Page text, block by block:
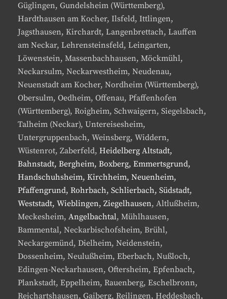
Güglingen, Gundelsheim (Württemberg),
Hardthausen am Kocher, Ilsfeld, Ittlingen,
Jagsthausen, Kirchardt, Langenbrettach, Lauffen
am Neckar, Lehrensteinsfeld, Leingarten,
Löwenstein, Massenbachhausen, Möckmühl,
Neckarsulm, Neckarwestheim, Neudenau,
Neuenstadt am Kocher, Nordheim (Württemberg),
Obersulm, Oedheim, Offenau, Pfaffenhofen
(Württemberg), Roigheim, Schwaigern, Siegelsbach,
Talheim (Neckar), Untereisesheim,
Untergruppenbach, Weinsberg, Widdern,
Wüstenrot, Zaberfeld, Heidelberg Altstadt,
Bahnstadt, Bergheim, Boxberg, Emmertsgrund,
Handschuhsheim, Kirchheim, Neuenheim,
Pfaffengrund, Rohrbach, Schlierbach, Südstadt,
Weststadt, Wieblingen, Ziegelhausen, Altlußheim,
Meckesheim, Angelbachtal, Mühlhausen,
Bammental, Neckarbischofsheim, Brühl,
Neckargemünd, Dielheim, Neidenstein,
Dossenheim, Neulußheim, Eberbach, Nußloch,
Edingen-Neckarhausen, Oftersheim, Epfenbach,
Plankstadt, Eppelheim, Rauenberg, Eschelbronn,
Reichartshausen, Gaiberg, Reilingen, Heddesbach,